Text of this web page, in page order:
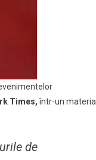
Times,într-un
de